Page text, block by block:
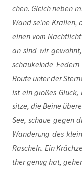
chen. Gleich neben
Wand sei­ne Kral­len,
einen vom
an sind wir
schau­kelnde
Rou­te unter der
ist ein gro­ßes
sit­ze, die Bei­ne
See, schaue gegen
Wande­rung des
Rascheln. Ein
ther genug hat,